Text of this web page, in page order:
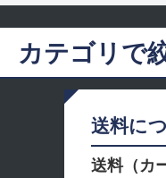
カテゴリで
MINI (全商品)
フロントドア
送料に
送料（カ